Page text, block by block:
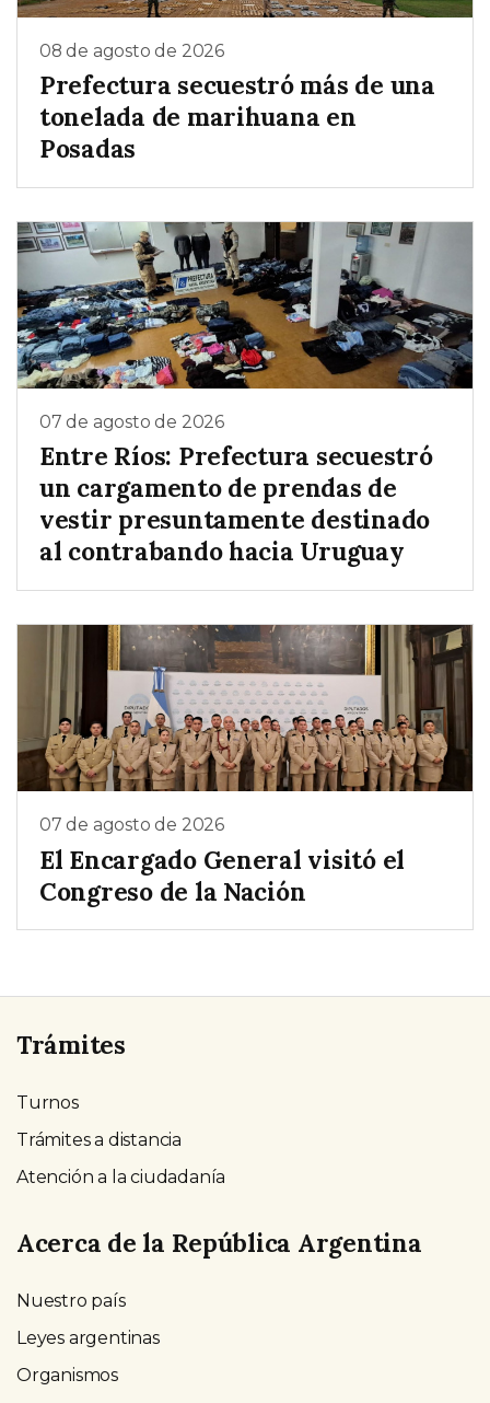
08 de agosto de 2026
Prefectura secuestró más de una
tonelada de marihuana en
Posadas
07 de agosto de 2026
Entre Ríos: Prefectura secuestró
un cargamento de prendas de
vestir presuntamente destinado
al contrabando hacia Uruguay
07 de agosto de 2026
El Encargado General visitó el
Congreso de la Nación
Trámites
Turnos
Trámites a distancia
Atención a la ciudadanía
Acerca de la República Argentina
Nuestro país
Leyes argentinas
Organismos